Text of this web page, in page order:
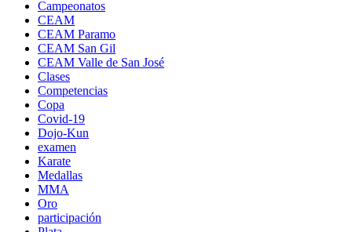
Campeonatos
CEAM
CEAM Paramo
CEAM San Gil
CEAM Valle de San José
Clases
Competencias
Copa
Covid-19
Dojo-Kun
examen
Karate
Medallas
MMA
Oro
participación